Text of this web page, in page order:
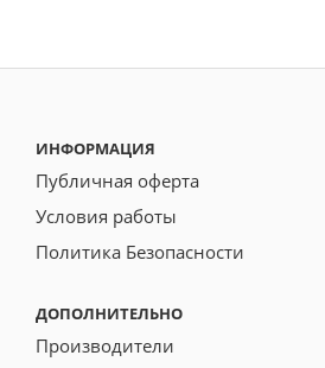
ИНФОРМАЦИЯ
Публичная оферта
Условия работы
Политика Безопасности
ДОПОЛНИТЕЛЬНО
Производители